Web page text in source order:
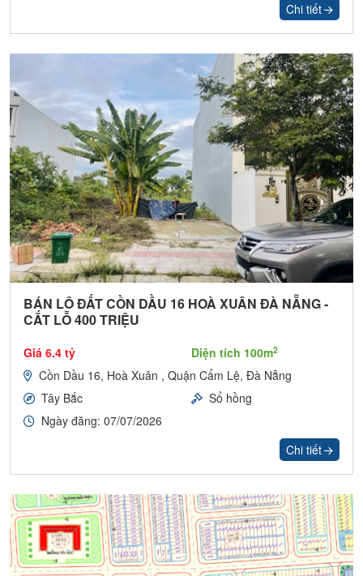
Chi tiết
BÁN LÔ ĐẤT CỒN DẦU 16 HOÀ XUÂN ĐÀ NẴNG -
CẮT LỖ 400 TRIỆU
Giá 6.4 tỷ Diện tích 100m2
Cồn Dầu 16, Hoà Xuân , Quận Cẩm Lệ, Đà Nẵng
Tây Bắc
Sổ hồng
Ngày đăng: 07/07/2026
Chi tiết